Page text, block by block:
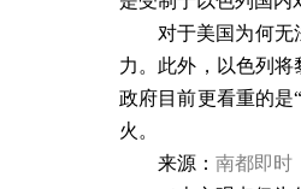
对于美国为何无
力。此外，以色列
政府目前更看重的是
火。
来源： 南都即时